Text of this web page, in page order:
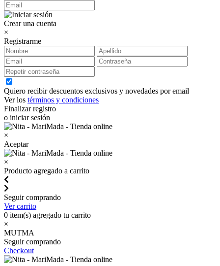
Crear una cuenta
×
Registrarme
Quiero recibir descuentos exclusivos y novedades por email
Ver los términos y condiciones
Finalizar registro
o iniciar sesión
×
Aceptar
×
Producto agregado a carrito
Seguir comprando
Ver carrito
0 item(s) agregado tu carrito
×
MUTMA
Seguir comprando
Checkout